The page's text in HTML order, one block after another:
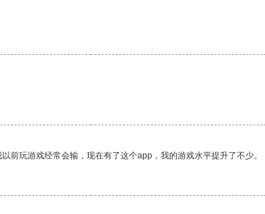
前玩游戏经常会输，现在有了这个app，我的游戏水平提升了不少。